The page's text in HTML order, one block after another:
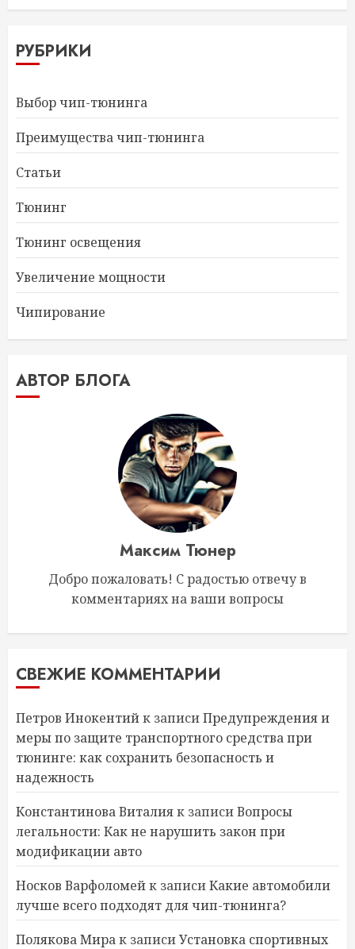
РУБРИКИ
Выбор чип-тюнинга
Преимущества чип-тюнинга
Статьи
Тюнинг
Тюнинг освещения
Увеличение мощности
Чипирование
АВТОР БЛОГА
Максим Тюнер
Добро пожаловать! С радостью отвечу в
комментариях на ваши вопросы
СВЕЖИЕ КОММЕНТАРИИ
Петров Инокентийк записиПредупреждения и
меры по защите транспортного средства при
тюнинге: как сохранить безопасность и
надежность
Константинова Виталияк записиВопросы
легальности: Как не нарушить закон при
модификации авто
Носков Варфоломейк записиКакие автомобили
лучше всего подходят для чип-тюнинга?
Полякова Мирак записиУстановка спортивных